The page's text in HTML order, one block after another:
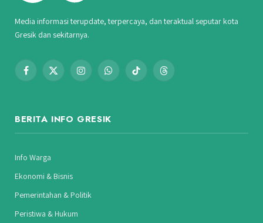
Media informasi terupdate, terpercaya, dan teraktual seputar kota
Gresik dan sekitarnya.
Facebook
X
InstagramWhatsAppTikTok Threads
BERITA INFO GRESIK
Info Warga
Ekonomi & Bisnis
Pemerintahan & Politik
Peristiwa & Hukum